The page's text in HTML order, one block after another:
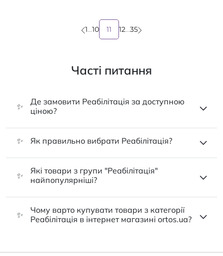
1...10 11 12...35
Часті питання
✨
Де замовити Реабілітація за доступною
ціною?
✨ Як правильно вибрати Реабілітація?
✨
Які товари з групи "Реабілітація"
найпопулярніші?
✨
Чому варто купувати товари з категорії
Реабілітація в інтернет магазині ortos.ua?